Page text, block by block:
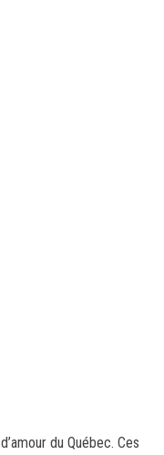
du Québec. Ces